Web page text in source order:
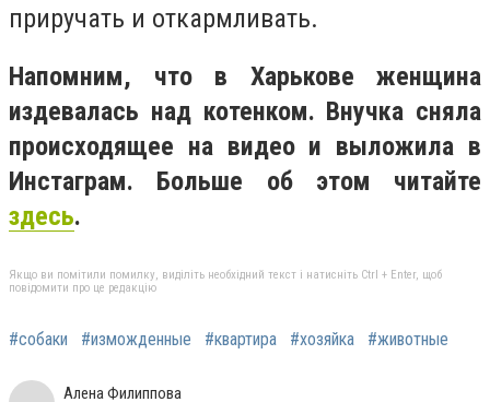
приручать и откармливать.
Напомним, что в Харькове женщина
издевалась над котенком. Внучка сняла
происходящее на видео и выложила в
Инстаграм. Больше об этом читайте
здесь.
Якщо ви помітили помилку, виділіть необхідний текст і натисніть Ctrl + Enter, щоб
повідомити про це редакцію
#собаки #изможденные #квартира #хозяйка #животные
Алена Филиппова